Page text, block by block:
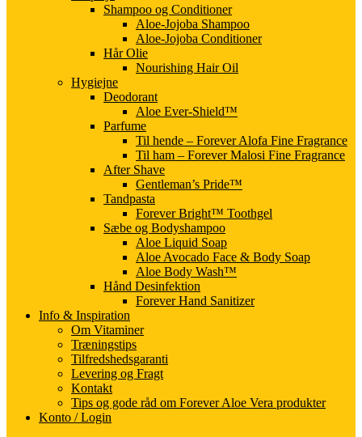
Shampoo og Conditioner
Aloe-Jojoba Shampoo
Aloe-Jojoba Conditioner
Hår Olie
Nourishing Hair Oil
Hygiejne
Deodorant
Aloe Ever-Shield™
Parfume
Til hende – Forever Alofa Fine Fragrance
Til ham – Forever Malosi Fine Fragrance
After Shave
Gentleman’s Pride™
Tandpasta
Forever Bright™ Toothgel
Sæbe og Bodyshampoo
Aloe Liquid Soap
Aloe Avocado Face & Body Soap
Aloe Body Wash™
Hånd Desinfektion
Forever Hand Sanitizer
Info & Inspiration
Om Vitaminer
Træningstips
Tilfredshedsgaranti
Levering og Fragt
Kontakt
Tips og gode råd om Forever Aloe Vera produkter
Konto / Login